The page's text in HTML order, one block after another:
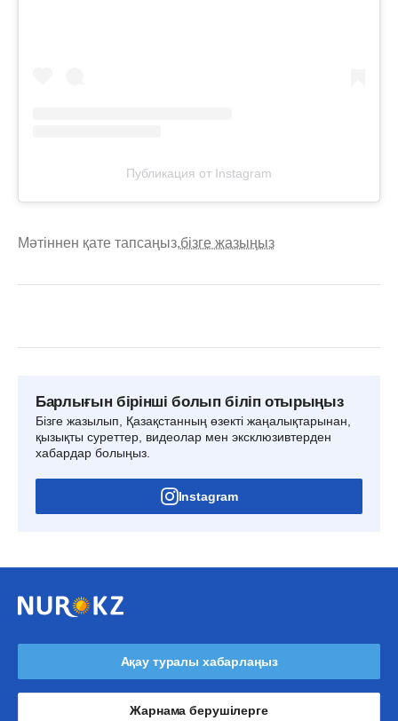
Публикация от Instagram
Мәтіннен қате тапсаңыз,бізге жазыңыз
Барлығын бірінші болып біліп отырыңыз
Бізге жазылып, Қазақстанның өзекті жаңалықтарынан,
қызықты суреттер, видеолар мен эксклюзивтерден
хабардар болыңыз.
Instagram
Ақау туралы хабарлаңыз
Жарнама берушілерге